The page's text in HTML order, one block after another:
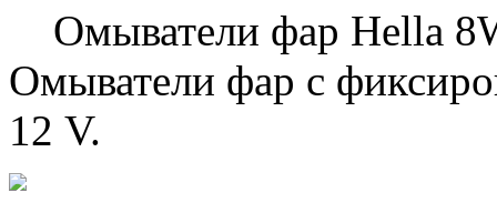
Омыватели фар Hella
Омыватели фар с
12 V.